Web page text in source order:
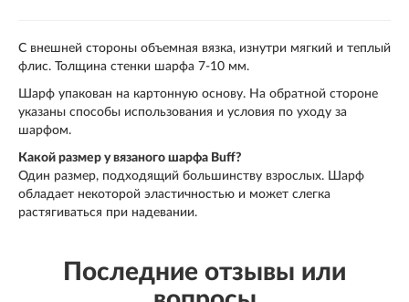
С внешней стороны объемная вязка, изнутри мягкий и теплый
флис. Толщина стенки шарфа 7-10 мм.
Шарф упакован на картонную основу. На обратной стороне
указаны способы использования и условия по уходу за
шарфом.
Какой размер у вязаного шарфа Buff?
Один размер, подходящий большинству взрослых. Шарф
обладает некоторой эластичностью и может слегка
растягиваться при надевании.
Последние отзывы или